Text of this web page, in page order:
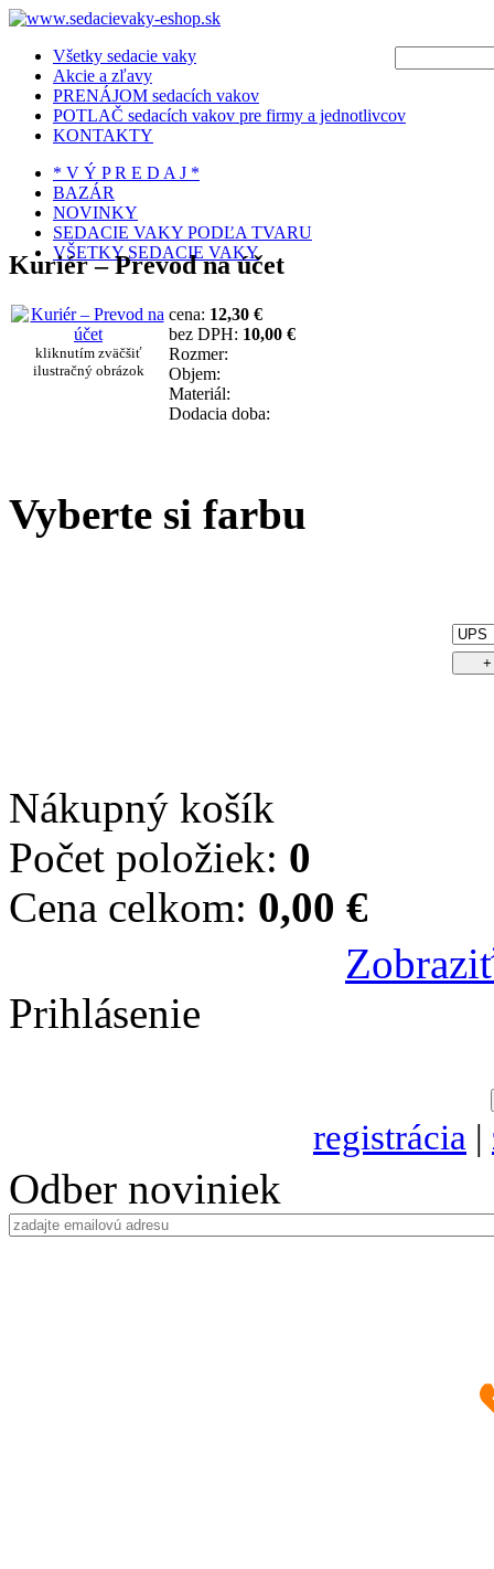
Všetky sedacie vaky
Akcie a zľavy
PRENÁJOM sedacích vakov
POTLAČ sedacích vakov pre firmy a jednotlivcov
KONTAKTY
* V Ý P R E D A J *
BAZÁR
NOVINKY
SEDACIE VAKY PODĽA TVARU
VŠETKY SEDACIE VAKY
Kuriér – Prevod na účet
kliknutím zväčšiť
ilustračný obrázok
cena: 12,30 €
bez DPH: 10,00 €
Rozmer:
Objem:
Materiál:
Dodacia doba:
Vyberte si farbu
Nákupný košík
Počet položiek: 0
Cena celkom: 0,00 €
Prihlásenie
registrácia |
Odber noviniek